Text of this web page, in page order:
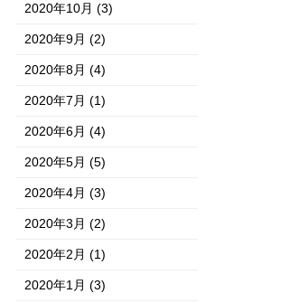
2020年10月(3)
2020年9月(2)
2020年8月(4)
2020年7月(1)
2020年6月(4)
2020年5月(5)
2020年4月(3)
2020年3月(2)
2020年2月(1)
2020年1月(3)